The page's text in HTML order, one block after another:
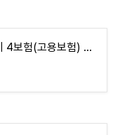
부모사업장 가족 고용 시 4보험(고용보험) 가입은?